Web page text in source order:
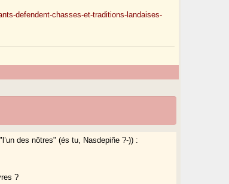
defendent-chasses-et-traditions-landaises-
des nôtres" (és tu, Nasdepiñe ?-)) :
?